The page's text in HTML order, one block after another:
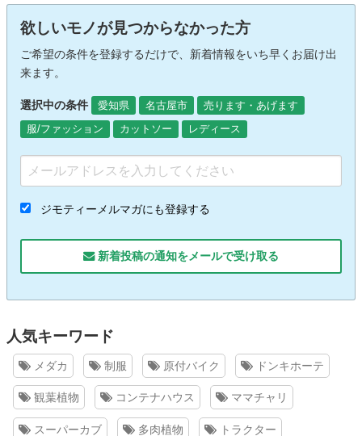
欲しいモノが見つからなかった方
ご希望の条件を登録するだけで、新着情報をいち早くお届け出
来ます。
選択中の条件 愛知県 名古屋市
売ります・あげます
服/ファッション
カットソー レディース
ジモティーメルマガにも登録する
新着投稿の通知をメールで受け取る
人気キーワード
メダカ 制服 原付バイク ドンキホーテ
観葉植物 コンテナハウス ママチャリ
スーパーカブ 多肉植物 トラクター